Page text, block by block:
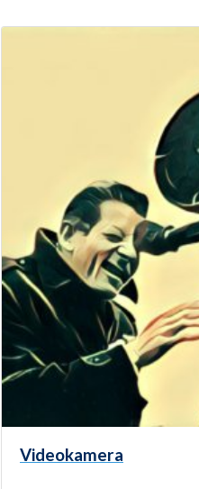
Videokamera